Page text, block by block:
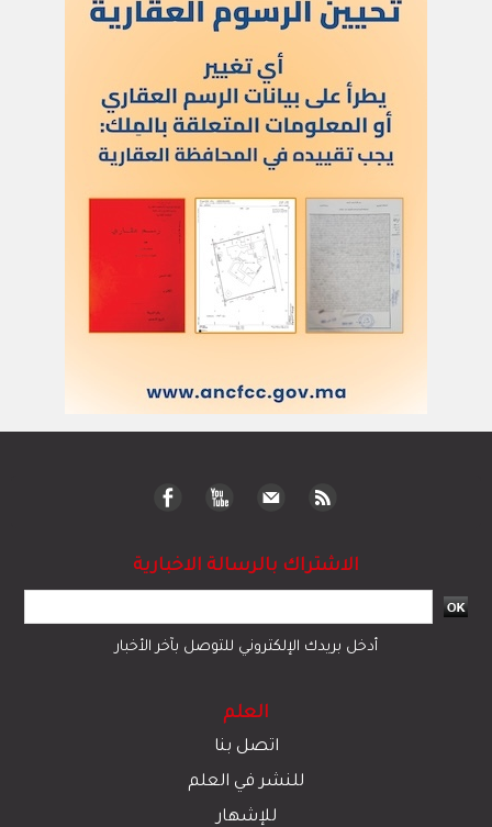
الاشتراك بالرسالة الاخبارية
أدخل بريدك الإلكتروني للتوصل بآخر الأخبار
العلم
اتصل بنا
للنشر في العلم
للإشهار